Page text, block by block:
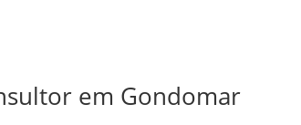
em Gondomar